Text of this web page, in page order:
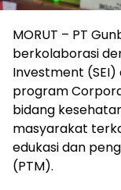
MORUT – PT
berkolaborasi
Investment
program
bidang
masyarakat
edukasi dan
(PTM).